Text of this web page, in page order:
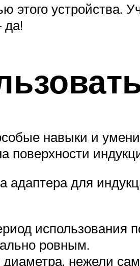
устройства.
да!
навыки и
поверхности
адаптера для
ровным.
нежели